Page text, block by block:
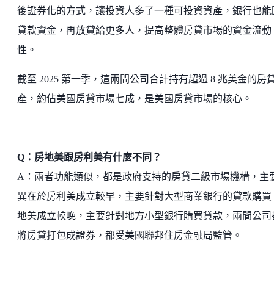
後證券化的方式，讓投資人多了一種可投資資產，銀行也能
貸款資金，再放貸給更多人，提高整體房貸市場的資金流動
性。
截至 2025 第一季，這兩間公司合計持有超過 8 兆美金的房
產，約佔美國房貸市場七成，是美國房貸市場的核心。
Q：房地美跟房利美有什麼不同？
A：兩者功能類似，都是政府支持的房貸二級市場機構，主
異在於房利美成立較早，主要針對大型商業銀行的貸款購買
地美成立較晚，主要針對地方小型銀行購買貸款，兩間公司
將房貸打包成證券，都受美國聯邦住房金融局監管。